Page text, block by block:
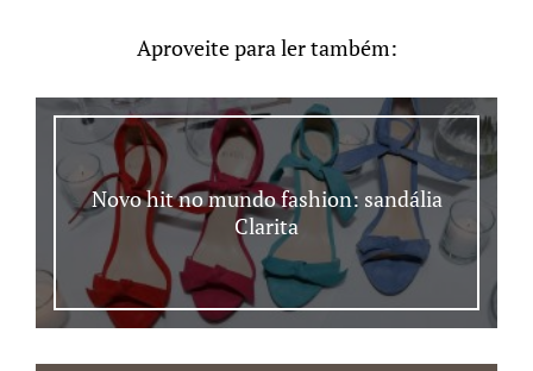
Aproveite para ler também:
Novo hit no mundo fashion: sandália
Clarita